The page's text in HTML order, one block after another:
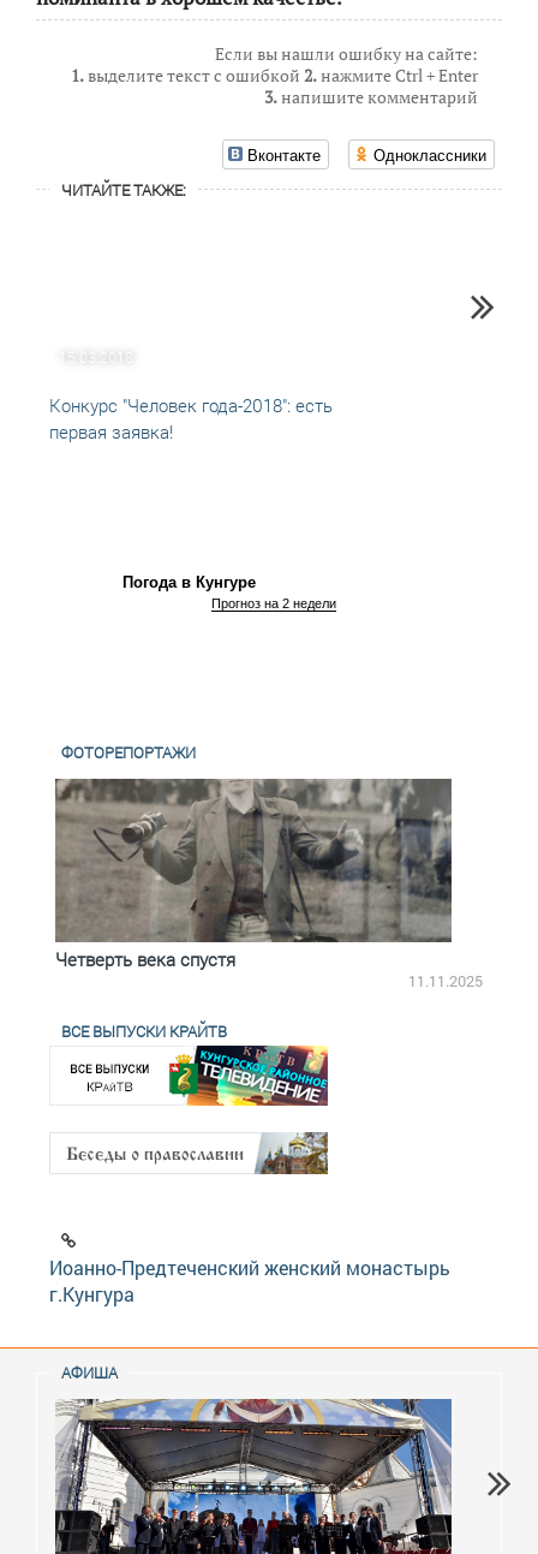
Если вы нашли ошибку на сайте:
1.выделите текст с ошибкой 2.нажмите Ctrl + Enter
3.напишите комментарий
Вконтакте Одноклассники
ЧИТАЙТЕ ТАКЖЕ:
15.03.2018
Конкурс "Человек года-2018": есть
первая заявка!
Погода в Кунгуре
Прогноз на 2 недели
ФОТОРЕПОРТАЖИ
Четверть века спустя
11.11.2025
ВСЕ ВЫПУСКИ КРАЙТВ
Иоанно-Предтеченский женский монастырь
г.Кунгура
АФИША